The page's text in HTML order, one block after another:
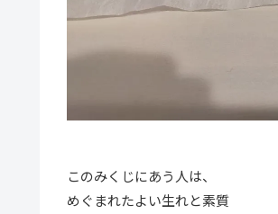
このみくじにあう人は、
めぐまれたよい生れと素質